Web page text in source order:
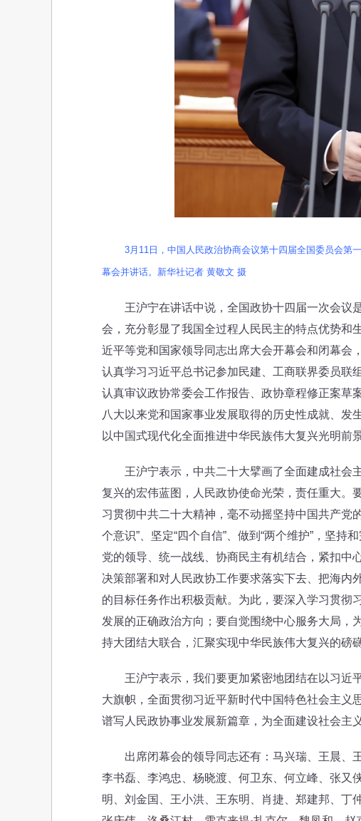
3月11日，中国人民政治协商会议第十四届全国委员会第
幕会并讲话。新华社记者 黄敬文 摄
王沪宁在讲话中说，全国政协十四届一次会议
会，充分彰显了我国全过程人民民主的特点优势和
近平等党和国家领导同志出席大会开幕会和闭幕会
认真学习习近平总书记参加民建、工商联界委员联
认真审议政协常委会工作报告、政协章程修正案草
八大以来党和国家事业发展取得的历史性成就、发
以中国式现代化全面推进中华民族伟大复兴光明前
王沪宁表示，中共二十大擘画了全面建成社会
复兴的宏伟蓝图，人民政协使命光荣，责任重大。
习贯彻中共二十大精神，毫不动摇坚持中国共产党
个意识”、坚定“四个自信”、做到“两个维护”，坚
党的领导、统一战线、协商民主有机结合，紧扣中
决策部署和对人民政协工作要求落实下去、把海内
的目标任务作出积极贡献。为此，要深入学习贯彻
发展的正确政治方向；要自觉围绕中心服务大局，
持大团结大联合，汇聚实现中华民族伟大复兴的磅
王沪宁表示，我们要更加紧密地团结在以习近
大旗帜，全面贯彻习近平新时代中国特色社会主义
谱写人民政协事业发展新篇章，为全面建设社会主
出席闭幕会的领导同志还有：马兴瑞、王晨、王
李书磊、李鸿忠、杨晓渡、何卫东、何立峰、张又
明、刘金国、王小洪、王东明、肖捷、郑建邦、丁